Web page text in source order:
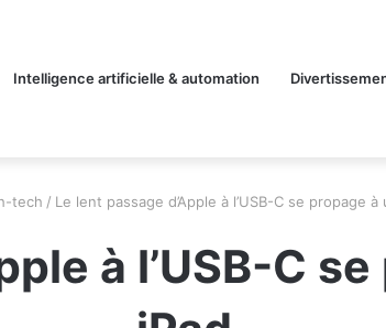
Intelligence artificielle & automation
tech / Le lent passage d’Apple à l’USB-C se propage
à l’USB-C